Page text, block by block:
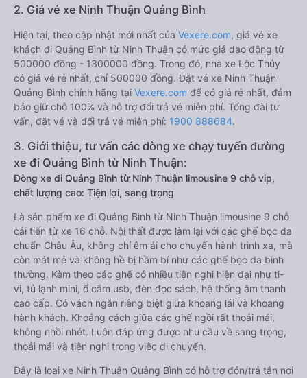
2. Giá vé xe Ninh Thuận Quảng Bình
Hiện tại, theo cập nhật mới nhất của Vexere.com, giá vé xe
khách đi Quảng Bình từ Ninh Thuận có mức giá dao động từ
500000 đồng - 1300000 đồng. Trong đó, nhà xe Lộc Thủy
có giá vé rẻ nhất, chỉ 500000 đồng. Đặt vé xe Ninh Thuận
Quảng Bình chính hãng tại Vexere.com để có giá rẻ nhất, đảm
bảo giữ chỗ 100% và hỗ trợ đổi trả vé miễn phí. Tổng đài tư
vấn, đặt vé và đổi trả vé miễn phí: 1900 888684.
3. Giới thiệu, tư vấn các dòng xe chạy tuyến đường
xe đi Quảng Bình từ Ninh Thuận:
Dòng xe đi Quảng Bình từ Ninh Thuận limousine 9 chỗ vip,
chất lượng cao: Tiện lợi, sang trọng
Là sản phẩm xe đi Quảng Bình từ Ninh Thuận limousine 9 chỗ
cải tiến từ xe 16 chỗ. Nội thất được làm lại với các ghế bọc da
chuẩn Châu Âu, không chỉ êm ái cho chuyến hành trình xa, mà
còn mát mẻ và không hề bị hầm bí như các ghế bọc da bình
thường. Kèm theo các ghế có nhiều tiện nghi hiện đại như ti-
vi, tủ lạnh mini, ổ cắm usb, đèn đọc sách, hệ thống âm thanh
cao cấp. Có vách ngăn riêng biệt giữa khoang lái và khoang
hành khách. Khoảng cách giữa các ghế ngồi rất thoải mái,
không nhồi nhét. Luôn đáp ứng được nhu cầu về sang trọng,
thoải mái và tiện nghi trong việc di chuyển.
Đây là loại xe Ninh Thuận Quảng Bình có hỗ trợ đón/trả tận nơi